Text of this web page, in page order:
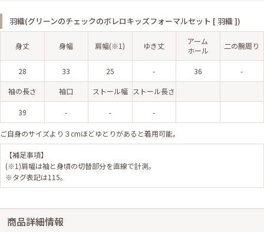
羽織(グリーンのチェックのボレロキッズフォーマルセット [ 羽織 ])
身丈 身幅 肩幅(※1) ゆき丈
アーム
ホール
二の腕周り
28 33 25 - 36 -
袖の長さ 袖口 ストール幅 ストール長さ
39 - - -
ご自身のサイズより３cmほどゆとりがあると着用可能。
【補足事項】
(※1)肩幅は袖と身頃の切替部分を直線で計測。
※タグ表記は115。
商品詳細情報